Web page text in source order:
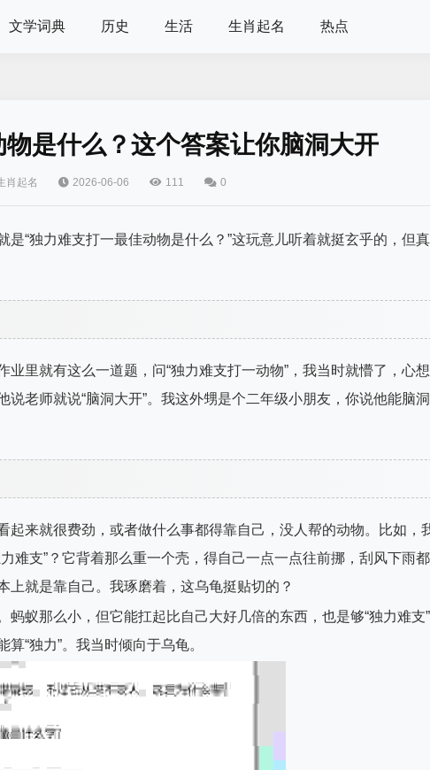
文学词典 历史 生活 生肖起名 热点
是什么？这个答案让你脑洞大开
肖起名 2026-06-06 111 0
“独力难支打一最佳动物是什么？”这玩意儿听着就挺玄乎的，但真
里就有这么一道题，问“独力难支打一动物”，我当时就懵了，心想
老师就说“脑洞大开”。我这外甥是个二年级小朋友，你说他能脑洞
起来就很费劲，或者做什么事都得靠自己，没人帮的动物。比如，
难支”？它背着那么重一个壳，得自己一点一点往前挪，刮风下雨都
就是靠自己。我琢磨着，这乌龟挺贴切的？
蚁那么小，但它能扛起比自己大好几倍的东西，也是够“独力难支”
“独力”。我当时倾向于乌龟。